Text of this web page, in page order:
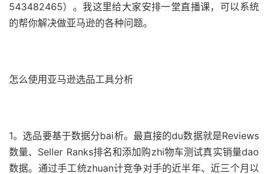
543482465）。我这里给大家安排一堂直播课，可以系统
的帮你解决做亚马逊的各种问题。
怎么使用亚马逊选品工具分析
1。选品要基于数据分bai析。最直接的du数据就是Reviews
数量、Seller Ranks排名和添加购zhi物车测试真实销量dao
数据。通过手工统zhuan计竞争对手的近半年、近三个月以